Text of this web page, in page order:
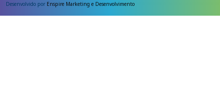
Desenvolvido por Enspire Marketing e Desenvolvimento